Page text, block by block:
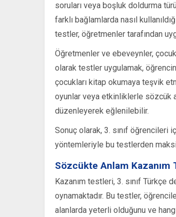
soruları veya boşluk doldurma
farklı bağlamlarda nasıl
testler, öğretmenler tarafından
Öğretmenler ve ebeveynler,
olarak testler uygulamak,
çocukları kitap okumaya teşvik
oyunlar veya etkinliklerle sözcük
düzenleyerek eğlenilebilir.
Sonuç olarak, 3. sınıf öğrencileri
yöntemleriyle bu testlerden
Sözcükte Anlam
Kazanım testleri, 3. sınıf Türkçe
oynamaktadır. Bu testler,
alanlarda yeterli olduğunu ve